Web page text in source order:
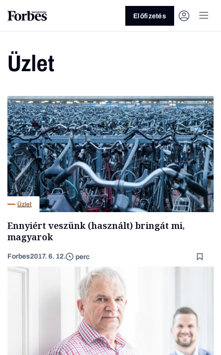
Vagy fedezze fel a következő
témákat
Üzlet Pénz Zöld Legyél jobb!
Előfizetés
Üzlet
Üzlet
Ennyiért veszünk (használt) bringát mi,
magyarok
Forbes2017. 6. 12. perc